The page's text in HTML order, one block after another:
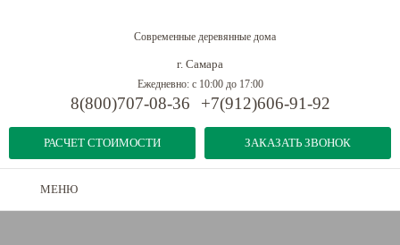
Современные деревянные дома
г. Самара
РАСЧЕТ СТОИМОСТИ
Ежедневно: с 10:00 до 17:00
8(800)707-08-36 +7(912)606-91-92
ЗАКАЗАТЬ ЗВОНОК
МЕНЮ